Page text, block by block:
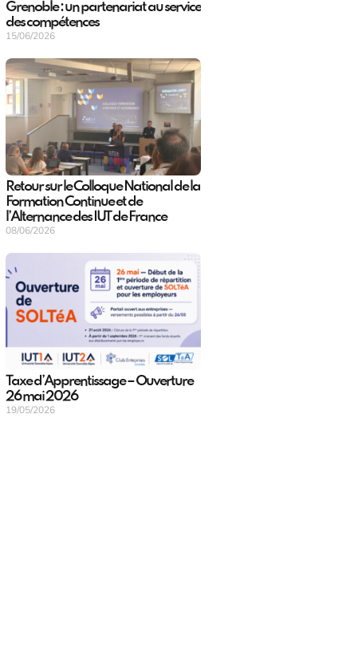
Grenoble : un partenariat au service
des compétences
15/06/2026
Retour sur le Colloque National de la
Formation Continue et de
l’Alternance des IUT de France
08/06/2026
Taxe d’Apprentissage – Ouverture
26 mai 2026
19/05/2026